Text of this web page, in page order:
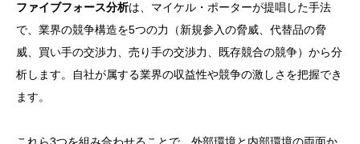
ファイブフォース分析は、マイケル・ポーターが提唱した手法
で、業界の競争構造を5つの力（新規参入の脅威、代替品の脅
威、買い手の交渉力、売り手の交渉力、既存競合の競争）から分
析します。自社が属する業界の収益性や競争の激しさを把握でき
ます。